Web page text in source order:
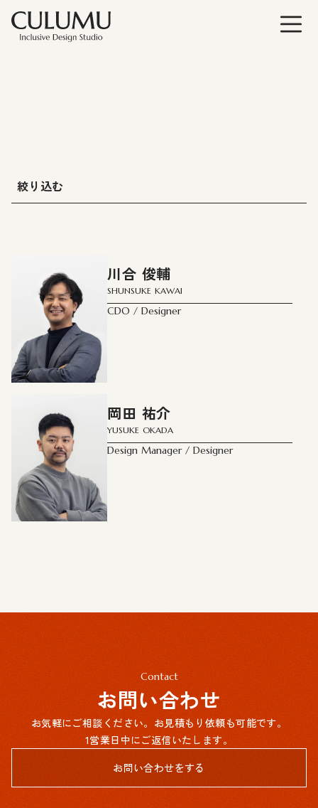
絞り込む
# インクルーシブイノベーションコンサルティング
# 建築・スペースデザイン
# デジタル＆アクセシビリティ
# AI ラボラトリー
川合 俊輔
SHUNSUKE KAWAI
CDO / Designer
岡田 祐介
YUSUKE OKADA
Design Manager / Designer
Contact
お問い合わせ
お気軽にご相談ください。お見積もり依頼も可能です。
1営業日中にご返信いたします。
お問い合わせをする